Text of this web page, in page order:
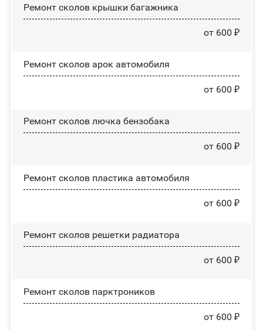
Ремонт сколов крышки багажника
от 600 ₽
Ремонт сколов арок автомобиля
от 600 ₽
Ремонт сколов лючка бензобака
от 600 ₽
Ремонт сколов пластика автомобиля
от 600 ₽
Ремонт сколов решетки радиатора
от 600 ₽
Ремонт сколов парктроников
от 600 ₽